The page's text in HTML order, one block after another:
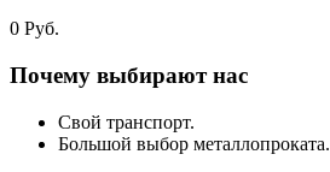
0 Руб.
Почему выбирают нас
Свой транспорт.
Большой выбор металлопроката.